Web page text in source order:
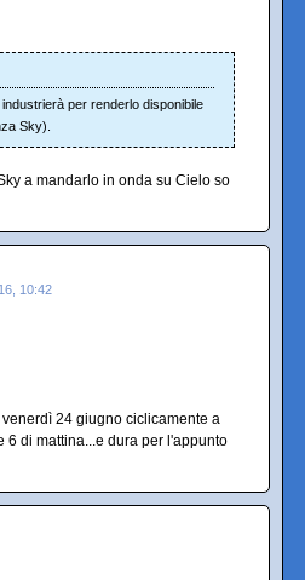
per renderlo disponibile
Sky).
a mandarlo in onda su Cielo so
10:42
venerdì 24 giugno ciclicamente a
6 di mattina...e dura per l'appunto